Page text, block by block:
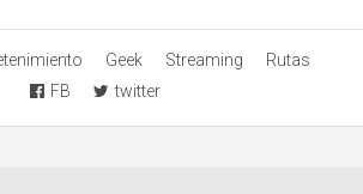
Geek Streaming
Rutas
FB
twitter